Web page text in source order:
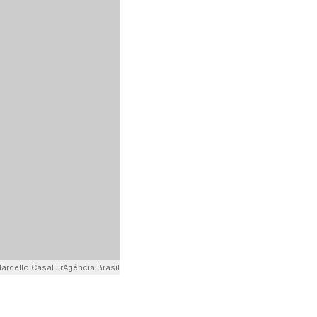
Casal JrAgência Brasil